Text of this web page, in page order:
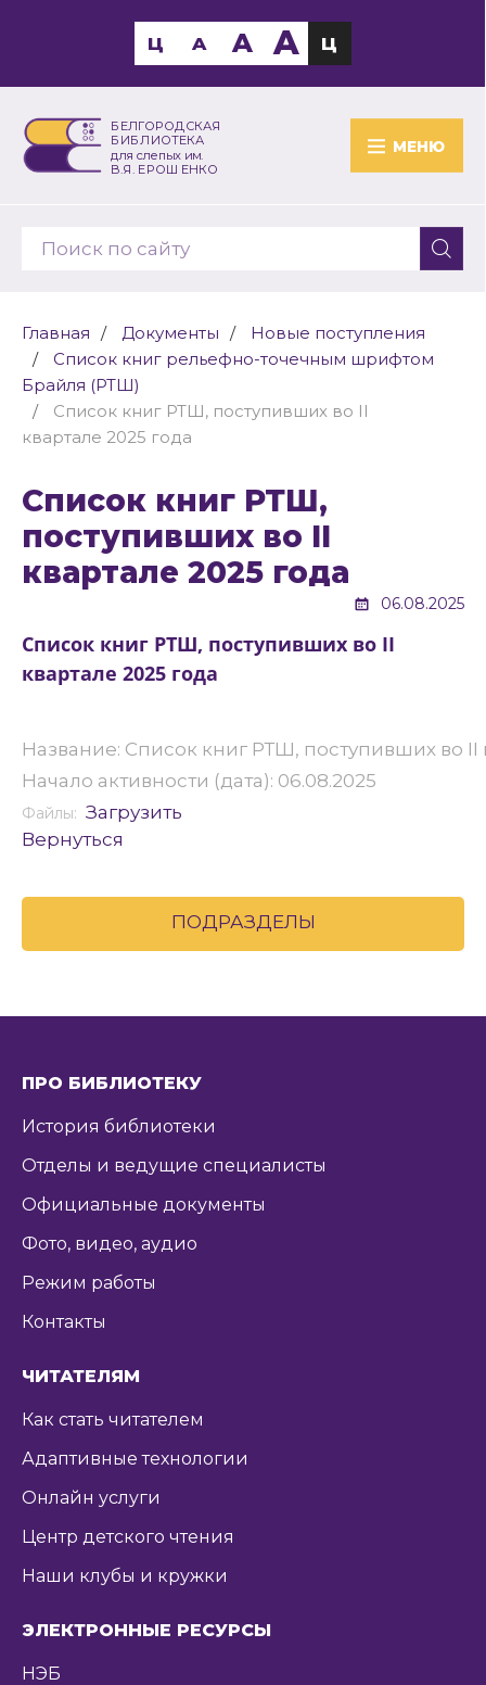
БЕЛГОРОДСКАЯ
БИБЛИОТЕКА
для слепых им.
В.Я. ЕРОШЕНКО
МЕНЮ
Ц A A A Ц
Главная Документы
Новые поступления
Список книг рельефно-точечным шрифтом
Брайля (РТШ)
Список книг РТШ, поступивших во II
квартале 2025 года
Список книг РТШ,
поступивших во II
квартале 2025 года
06.08.2025
Список книг РТШ, поступивших во II
квартале 2025 года
Название: Список книг РТШ, поступивших во II
Начало активности (дата): 06.08.2025
Файлы: Загрузить
Вернуться
ПОДРАЗДЕЛЫ
ПРО БИБЛИОТЕКУ
История библиотеки
Отделы и ведущие специалисты
Официальные документы
Фото, видео, аудио
Режим работы
Контакты
ЧИТАТЕЛЯМ
Как стать читателем
Адаптивные технологии
Онлайн услуги
Центр детского чтения
Наши клубы и кружки
ЭЛЕКТРОННЫЕ РЕСУРСЫ
НЭБ